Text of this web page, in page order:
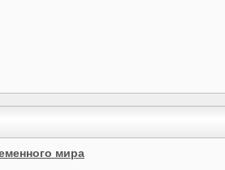
мира